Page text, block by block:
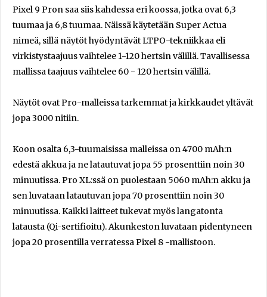
Pixel 9 Pron saa siis kahdessa eri koossa, jotka ovat 6,3
tuumaa ja 6,8 tuumaa. Näissä käytetään Super Actua
nimeä, sillä näytöt hyödyntävät LTPO-tekniikkaa eli
virkistystaajuus vaihtelee 1-120 hertsin välillä. Tavallisessa
mallissa taajuus vaihtelee 60 - 120 hertsin välillä.
Näytöt ovat Pro-malleissa tarkemmat ja kirkkaudet yltävät
jopa 3000 nitiin.
Koon osalta 6,3-tuumaisissa malleissa on 4700 mAh:n
edestä akkua ja ne latautuvat jopa 55 prosenttiin noin 30
minuutissa. Pro XL:ssä on puolestaan 5060 mAh:n akku ja
sen luvataan latautuvan jopa 70 prosenttiin noin 30
minuutissa. Kaikki laitteet tukevat myös langatonta
latausta (Qi-sertifioitu). Akunkeston luvataan pidentyneen
jopa 20 prosentilla verratessa Pixel 8 -mallistoon.